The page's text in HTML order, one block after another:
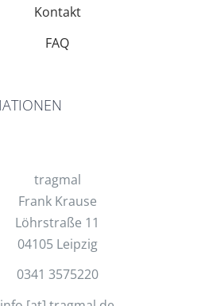
Kontakt
FAQ
tragmal
Frank Krause
Löhrstraße 11
04105 Leipzig
0341 3575220